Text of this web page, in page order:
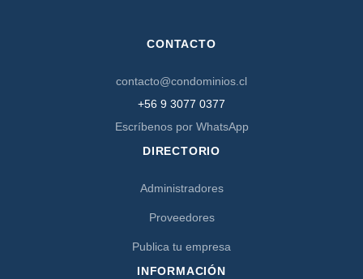
CONTACTO
contacto@condominios.cl
+56 9 3077 0377
Escríbenos por WhatsApp
DIRECTORIO
Administradores
Proveedores
Publica tu empresa
INFORMACIÓN